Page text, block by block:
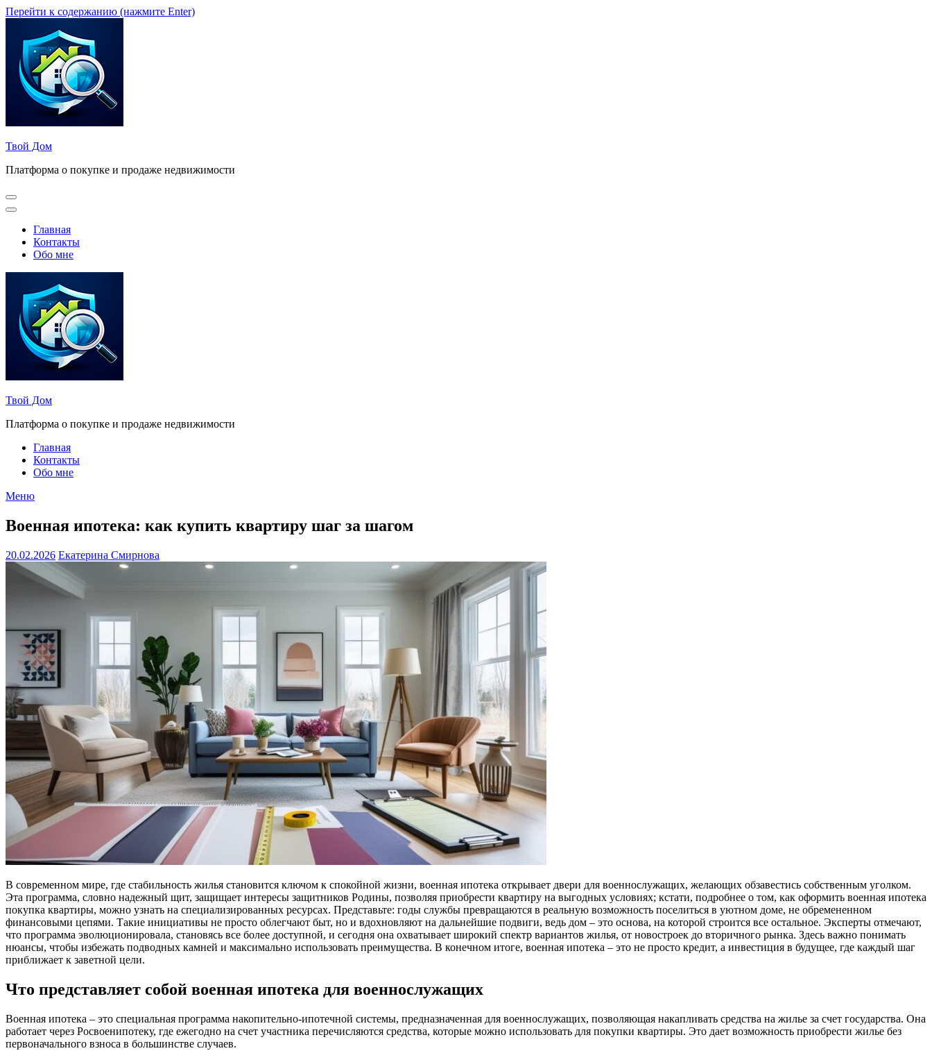
Перейти к содержанию (нажмите Enter)
Твой Дом
Платформа о покупке и продаже недвижимости
Главная
Контакты
Обо мне
Твой Дом
Платформа о покупке и продаже недвижимости
Главная
Контакты
Обо мне
Меню
Военная ипотека: как купить квартиру шаг за шагом
20.02.2026 Екатерина Смирнова
В современном мире, где стабильность жилья становится ключом к спокойной жизни, военная ипотека открывает двери для военнослужащих, желающих обзавестись собственным уголком.
Эта программа, словно надежный щит, защищает интересы защитников Родины, позволяя приобрести квартиру на выгодных условиях; кстати, подробнее о том, как оформить военная ипотека
покупка квартиры, можно узнать на специализированных ресурсах. Представьте: годы службы превращаются в реальную возможность поселиться в уютном доме, не обремененном
финансовыми цепями. Такие инициативы не просто облегчают быт, но и вдохновляют на дальнейшие подвиги, ведь дом – это основа, на которой строится все остальное. Эксперты отмечают,
что программа эволюционировала, становясь все более доступной, и сегодня она охватывает широкий спектр вариантов жилья, от новостроек до вторичного рынка. Здесь важно понимать
нюансы, чтобы избежать подводных камней и максимально использовать преимущества. В конечном итоге, военная ипотека – это не просто кредит, а инвестиция в будущее, где каждый шаг
приближает к заветной цели.
Что представляет собой военная ипотека для военнослужащих
Военная ипотека – это специальная программа накопительно-ипотечной системы, предназначенная для военнослужащих, позволяющая накапливать средства на жилье за счет государства. Она
работает через Росвоенипотеку, где ежегодно на счет участника перечисляются средства, которые можно использовать для покупки квартиры. Это дает возможность приобрести жилье без
первоначального взноса в большинстве случаев.